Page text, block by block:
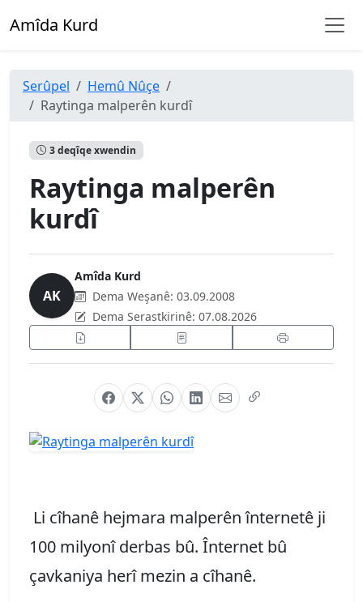
Amîda Kurd
Serûpel
Hemû Nûçe
Raytinga malperên kurdî
3 deqîqe xwendin
Raytinga malperên
kurdî
AK
Amîda Kurd
Dema Weşanê: 03.09.2008
Dema Serastkirinê: 07.08.2026
Li cîhanê hejmara malperên înternetê ji
100 milyonî derbas bû. Înternet bû
çavkaniya herî mezin a cîhanê.